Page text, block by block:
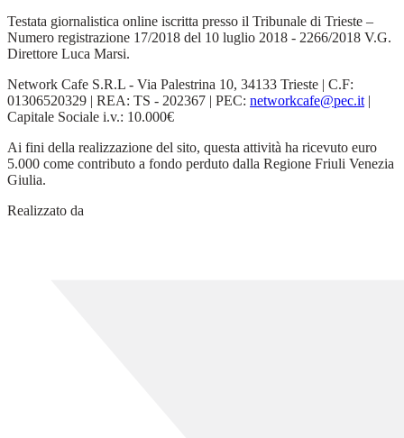
Testata giornalistica online iscritta presso il Tribunale di Trieste –
Numero registrazione 17/2018 del 10 luglio 2018 - 2266/2018 V.G.
Direttore Luca Marsi.
Network Cafe S.R.L - Via Palestrina 10, 34133 Trieste | C.F:
01306520329 | REA: TS - 202367 | PEC: networkcafe@pec.it|
Capitale Sociale i.v.: 10.000€
Ai fini della realizzazione del sito, questa attività ha ricevuto euro
5.000 come contributo a fondo perduto dalla Regione Friuli Venezia
Giulia.
Realizzato da